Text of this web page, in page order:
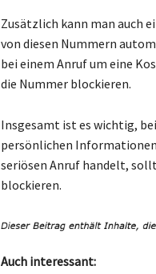
Zusätzlich kann man auch
von diesen Nummern
bei einem Anruf um eine
die Nummer blockieren.
Insgesamt ist es wichtig,
persönlichen Informationen
seriösen Anruf handelt,
blockieren.
Auch interessant: